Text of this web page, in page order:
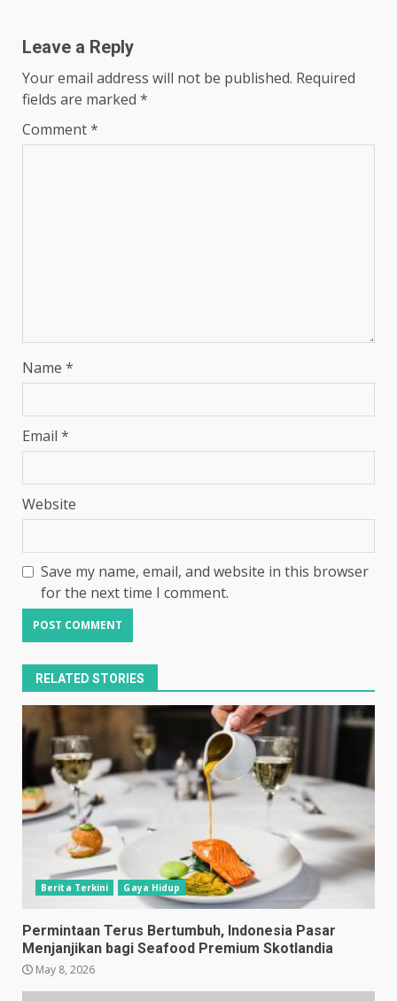
Leave a Reply
Your email address will not be published. Required
fields are marked *
Comment*
Name *
Email *
Website
Save my name, email, and website in this browser
for the next time I comment.
RELATED STORIES
Berita Terkini Gaya Hidup
Permintaan Terus Bertumbuh, Indonesia Pasar
Menjanjikan bagi Seafood Premium Skotlandia
May 8, 2026